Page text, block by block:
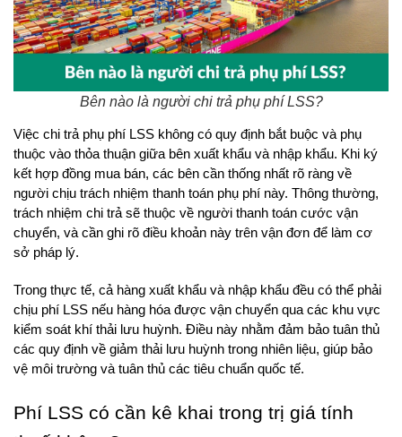
Bên nào là người chi trả phụ phí LSS?
Việc chi trả phụ phí LSS không có quy định bắt buộc và phụ
thuộc vào thỏa thuận giữa bên xuất khẩu và nhập khẩu. Khi ký
kết hợp đồng mua bán, các bên cần thống nhất rõ ràng về
người chịu trách nhiệm thanh toán phụ phí này. Thông thường,
trách nhiệm chi trả sẽ thuộc về người thanh toán cước vận
chuyển, và cần ghi rõ điều khoản này trên vận đơn để làm cơ
sở pháp lý.
Trong thực tế, cả hàng xuất khẩu và nhập khẩu đều có thể phải
chịu phí LSS nếu hàng hóa được vận chuyển qua các khu vực
kiểm soát khí thải lưu huỳnh. Điều này nhằm đảm bảo tuân thủ
các quy định về giảm thải lưu huỳnh trong nhiên liệu, giúp bảo
vệ môi trường và tuân thủ các tiêu chuẩn quốc tế.
Phí LSS có cần kê khai trong trị giá tính